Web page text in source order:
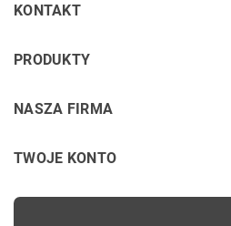
KONTAKT
PRODUKTY
NASZA FIRMA
TWOJE KONTO